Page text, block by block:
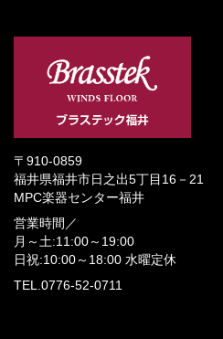
〒910-0859
福井県福井市日之出5丁目16－21
MPC楽器センター福井
営業時間／
月～土:11:00～19:00
日祝:10:00～18:00 水曜定休
TEL.0776-52-0711